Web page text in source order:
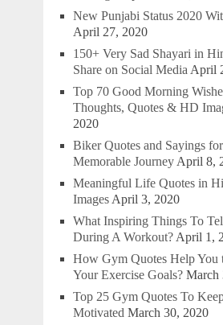
New Punjabi Status 2020
April 27, 2020
150+ Very Sad Shayari in
Share on Social Media April
Top 70 Good Morning
Thoughts, Quotes & HD
2020
Biker Quotes and Sayings
Memorable Journey April 8,
Meaningful Life Quotes in
Images April 3, 2020
What Inspiring Things To
During A Workout? April 1,
How Gym Quotes Help You
Your Exercise Goals? March
Top 25 Gym Quotes To
Motivated March 30, 2020